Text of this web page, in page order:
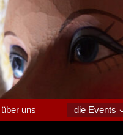
über uns die Events